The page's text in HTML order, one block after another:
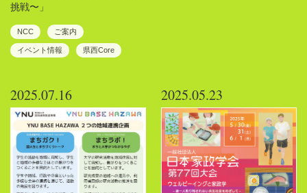
挑戦〜」
NCC ご案内
イベント情報 県西Core
2025.07.16 2025.05.23